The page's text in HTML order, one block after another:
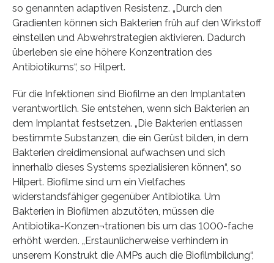
so genannten adaptiven Resistenz. „Durch den
Gradienten können sich Bakterien früh auf den Wirkstoff
einstellen und Abwehrstrategien aktivieren. Dadurch
überleben sie eine höhere Konzentration des
Antibiotikums“, so Hilpert.
Für die Infektionen sind Biofilme an den Implantaten
verantwortlich. Sie entstehen, wenn sich Bakterien an
dem Implantat festsetzen. „Die Bakterien entlassen
bestimmte Substanzen, die ein Gerüst bilden, in dem
Bakterien dreidimensional aufwachsen und sich
innerhalb dieses Systems spezialisieren können“, so
Hilpert. Biofilme sind um ein Vielfaches
widerstandsfähiger gegenüber Antibiotika. Um
Bakterien in Biofilmen abzutöten, müssen die
Antibiotika-Konzen¬trationen bis um das 1000-fache
erhöht werden. „Erstaunlicherweise verhindern in
unserem Konstrukt die AMPs auch die Biofilmbildung“,